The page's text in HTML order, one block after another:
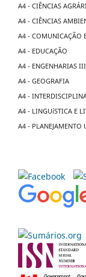
A4 - CIÊNCIAS
A4 - CIÊNCIAS
A4 - COMUNICAÇÃO
A4 - EDUCAÇÃO
A4 - ENGENHARIAS III
A4 - GEOGRAFIA
A4 -
A4 - LINGUíSTICA E
A4 - PLANEJAMENTO